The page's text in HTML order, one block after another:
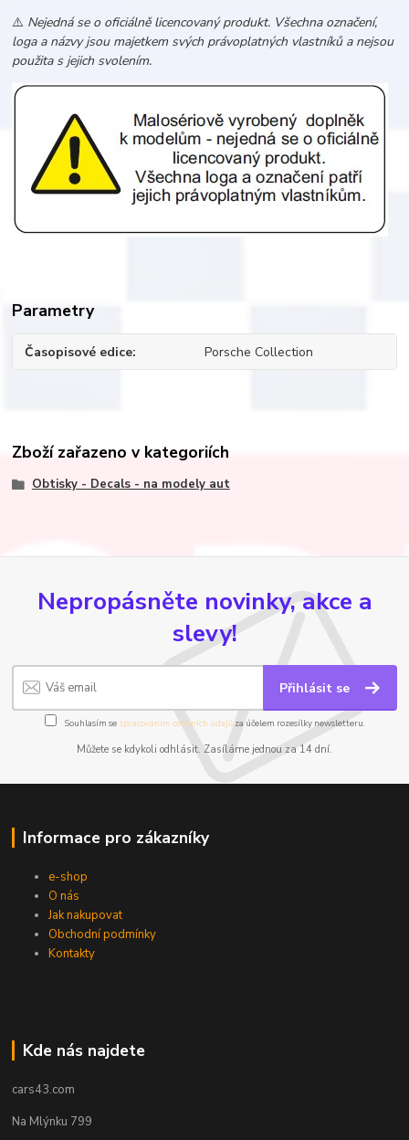
⚠️ Nejedná se o oficiálně licencovaný produkt. Všechna označení,
loga a názvy jsou majetkem svých právoplatných vlastníků a nejsou
použita s jejich svolením.
Parametry
Časopisové edice Porsche Collection
Zboží zařazeno v kategoriích
Obtisky - Decals - na modely aut
Nepropásněte novinky, akce a
slevy!
Přihlásit se
Souhlasím se zpracováním osobních údajůza účelem rozesílky newsletteru.
Můžete se kdykoli odhlásit. Zasíláme jednou za 14 dní.
Informace pro zákazníky
e-shop
O nás
Jak nakupovat
Obchodní podmínky
Kontakty
Kde nás najdete
cars43.com
Na Mlýnku 799